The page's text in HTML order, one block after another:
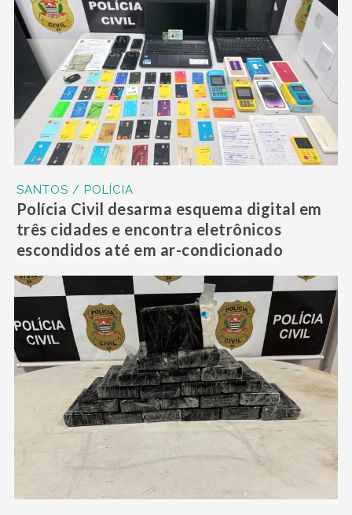
SANTOS / POLÍCIA
Polícia Civil desarma esquema digital em
três cidades e encontra eletrônicos
escondidos até em ar-condicionado